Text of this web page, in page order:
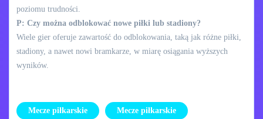
poziomu trudności.
P: Czy można odblokować nowe piłki lub stadiony?
Wiele gier oferuje zawartość do odblokowania, taką jak różne piłki,
stadiony, a nawet nowi bramkarze, w miarę osiągania wyższych
wyników.
Mecze piłkarskie Mecze piłkarskie